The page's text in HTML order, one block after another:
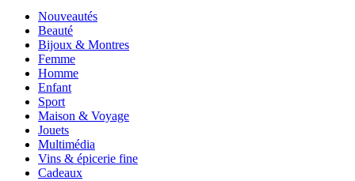
Nouveautés
Beauté
Bijoux & Montres
Femme
Homme
Enfant
Sport
Maison & Voyage
Jouets
Multimédia
Vins & épicerie fine
Cadeaux